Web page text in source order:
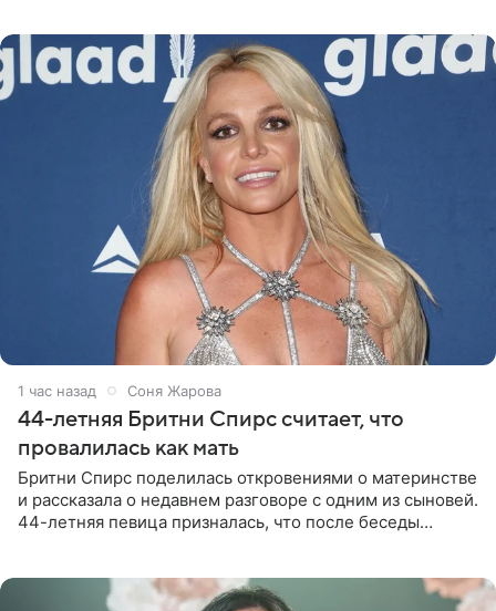
1 час назад Соня Жарова
44-летняя Бритни Спирс считает, что
провалилась как мать
Бритни Спирс поделилась откровениями о материнстве
и рассказала о недавнем разговоре с одним из сыновей.
44-летняя певица призналась, что после беседы